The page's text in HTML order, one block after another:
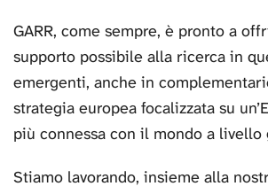
GARR, come sempre, è pronto a
supporto possibile alla ricerca in
emergenti, anche in
strategia europea focalizzata su
più connessa con il mondo a livello
Stiamo lavorando, insieme alla